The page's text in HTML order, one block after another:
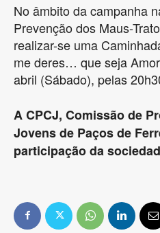
No âmbito da campanha
Prevenção dos Maus-
realizar-se uma
me deres… que seja
abril (Sábado), pelas
A CPCJ, Comissão de
Jovens de Paços de
participação da